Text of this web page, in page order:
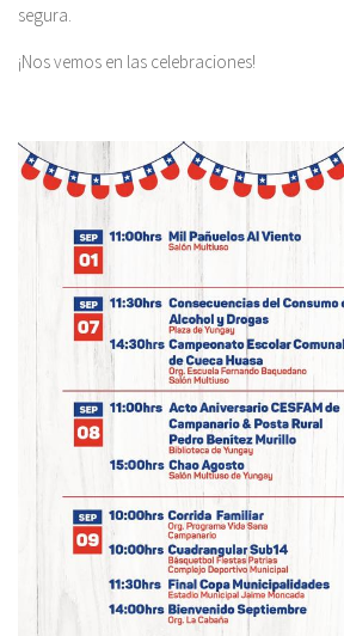
segura.
¡Nos vemos en las celebraciones!